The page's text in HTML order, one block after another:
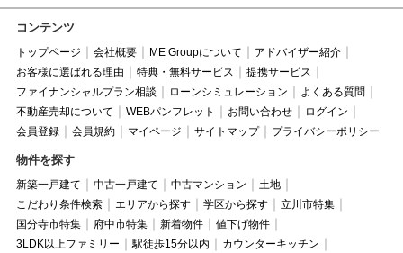
コンテンツ
トップページ 会社概要 ME Groupについて
アドバイザー紹介
お客様に選ばれる理由
特典・無料サービス
提携サービス
ファイナンシャルプラン相談
ローンシミュレーション
よくある質問
不動産売却について
WEBパンフレット お問い合わせ
ログイン
会員登録
会員規約 マイページ サイトマップ プライバシーポリシー
物件を探す
新築一戸建て 中古一戸建て 中古マンション
土地
こだわり条件検索
エリアから探す 学区から探す
立川市特集
国分寺市特集
府中市特集 新着物件
値下げ物件
3LDK以上ファミリー
駅徒歩15分以内
カウンターキッチン